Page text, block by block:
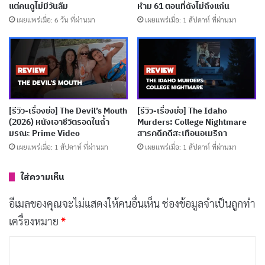
สามีของเธอ ก็ถูกวาดออกมาในโทนที่เงียบงันแต่เต็มไปด้วย
เพื่อลูก แต่รอยร้าวจากความสิ้นหวังก็ค่อย ๆ ปรากฏให้เห็น
ในทุกการสนทนาสั้น ๆ และสายตาที่หลบกัน ช่วงเวลาที่
ครอบครัวนี้ใช้ร่วมกันในโรงพยาบาลคือภาพสะท้อนของ
ความเป็นจริงที่หลายครอบครัวต้องเผชิญ และนั่นคือจุดที่
Nothing to Lose ทำออกมาได้น่าประทับใจที่สุด
ตกอับคืนเวที ฝังใจกว่าแค่เพลงเดียวใน Netflix
แต่คนดูไม่มีวันลืม
เผยแพร่เมื่อ: 6 วัน ที่ผ่านมา
ห้าม 61 ตอนที่ดังไม่ถึงแก่น
เผยแพร่เมื่อ: 1 สัปดาห์ ที่ผ่านมา
[รีวิว-เรื่องย่อ] The Devil’s Mouth
(2026) หนังเอาชีวิตรอดในถ้ำ
มรณะ Prime Video
เผยแพร่เมื่อ: 1 สัปดาห์ ที่ผ่านมา
[รีวิว-เรื่องย่อ] The Idaho
Murders: College Nightmare
สารคดีคดีสะเทือนอเมริกา
เผยแพร่เมื่อ: 1 สัปดาห์ ที่ผ่านมา
ใส่ความเห็น
อีเมลของคุณจะไม่แสดงให้คนอื่นเห็นช่องข้อมูลจำเป็นถูกทำ
เครื่องหมาย *